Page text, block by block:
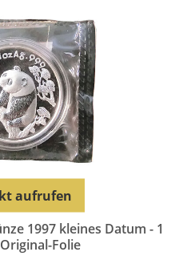
1997 kleines Datum - 1
Folie
aufrufen